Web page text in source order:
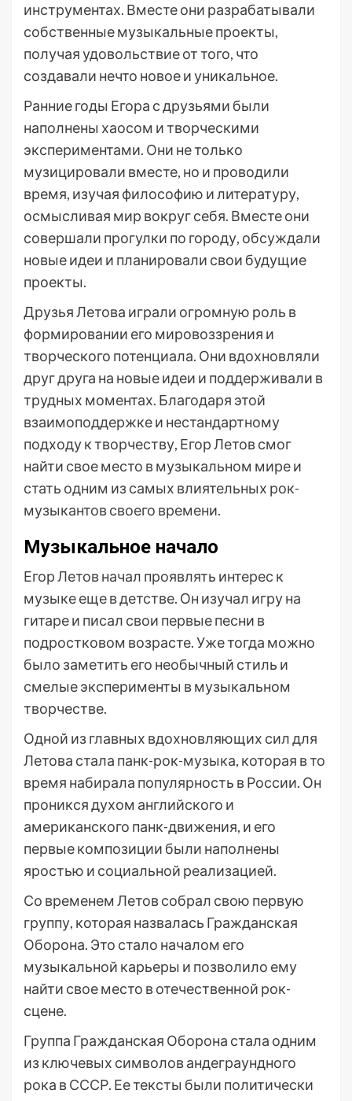
инструментах. Вместе они разрабатывали
собственные музыкальные проекты,
получая удовольствие от того, что
создавали нечто новое и уникальное.
Ранние годы Егора с друзьями были
наполнены хаосом и творческими
экспериментами. Они не только
музицировали вместе, но и проводили
время, изучая философию и литературу,
осмысливая мир вокруг себя. Вместе они
совершали прогулки по городу, обсуждали
новые идеи и планировали свои будущие
проекты.
Друзья Летова играли огромную роль в
формировании его мировоззрения и
творческого потенциала. Они вдохновляли
друг друга на новые идеи и поддерживали в
трудных моментах. Благодаря этой
взаимоподдержке и нестандартному
подходу к творчеству, Егор Летов смог
найти свое место в музыкальном мире и
стать одним из самых влиятельных рок-
музыкантов своего времени.
Музыкальное начало
Егор Летов начал проявлять интерес к
музыке еще в детстве. Он изучал игру на
гитаре и писал свои первые песни в
подростковом возрасте. Уже тогда можно
было заметить его необычный стиль и
смелые эксперименты в музыкальном
творчестве.
Одной из главных вдохновляющих сил для
Летова стала панк-рок-музыка, которая в то
время набирала популярность в России. Он
проникся духом английского и
американского панк-движения, и его
первые композиции были наполнены
яростью и социальной реализацией.
Со временем Летов собрал свою первую
группу, которая назвалась Гражданская
Оборона. Это стало началом его
музыкальной карьеры и позволило ему
найти свое место в отечественной рок-
сцене.
Группа Гражданская Оборона стала одним
из ключевых символов андеграундного
рока в СССР. Ее тексты были политически